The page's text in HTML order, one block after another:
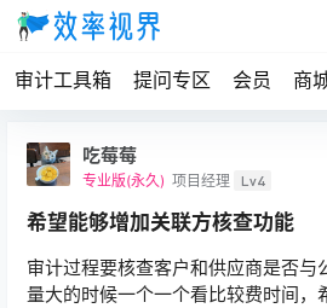
审计工具箱 提问专区 会员 商
吃莓莓
专业版(永久) 项目经理 Lv4
希望能够增加关联方核查功能
审计过程要核查客户和供应商是否与
量大的时候一个一个看比较费时间，